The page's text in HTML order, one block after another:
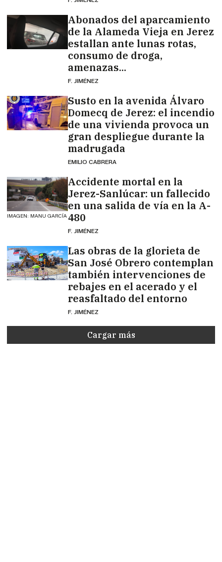
Abonados del aparcamiento
de la Alameda Vieja en Jerez
estallan ante lunas rotas,
consumo de droga,
amenazas...
F. JIMÉNEZ
Susto en la avenida Álvaro
Domecq de Jerez: el incendio
de una vivienda provoca un
gran despliegue durante la
madrugada
EMILIO CABRERA
IMAGEN: MANU GARCÍA
Accidente mortal en la
Jerez-Sanlúcar: un fallecido
en una salida de vía en la A-
480
F. JIMÉNEZ
Las obras de la glorieta de
San José Obrero contemplan
también intervenciones de
rebajes en el acerado y el
reasfaltado del entorno
F. JIMÉNEZ
Cargar más